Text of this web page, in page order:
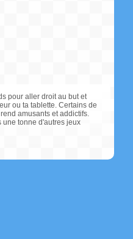
pour aller droit au but et
ou ta tablette. Certains de
amusants et addictifs.
une tonne d'autres jeux